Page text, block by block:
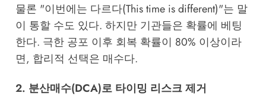
물론 "이번에는 다르다(This time is different)"는 말
이 통할 수도 있다. 하지만 기관들은 확률에 베팅
한다. 극한 공포 이후 회복 확률이 80% 이상이라
면, 합리적 선택은 매수다.
2. 분산매수(DCA)로 타이밍 리스크 제거